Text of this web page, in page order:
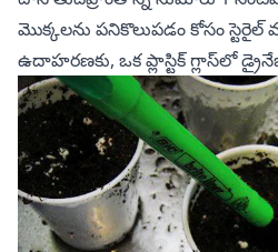
మొక్కలను పనికొలుపడం కోసం స్టెరైల్
ఉదాహరణకు, ఒక ప్లాస్టిక్ గ్లాస్‌లో